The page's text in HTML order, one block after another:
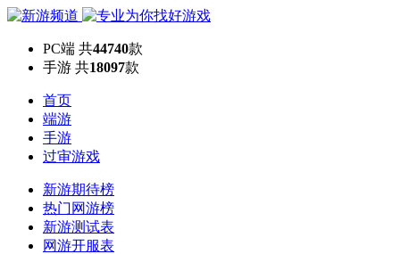
PC端 共44740款
手游 共18097款
首页
端游
手游
过审游戏
新游期待榜
热门网游榜
新游测试表
网游开服表